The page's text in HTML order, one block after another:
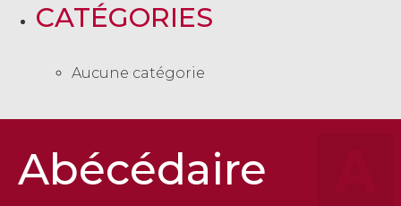
CATÉGORIES
Aucune catégorie
Abécédaire